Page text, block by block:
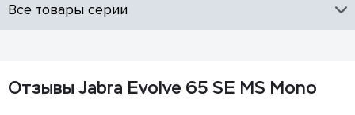
Все товары серии
Отзывы Jabra Evolve 65 SE MS Mono